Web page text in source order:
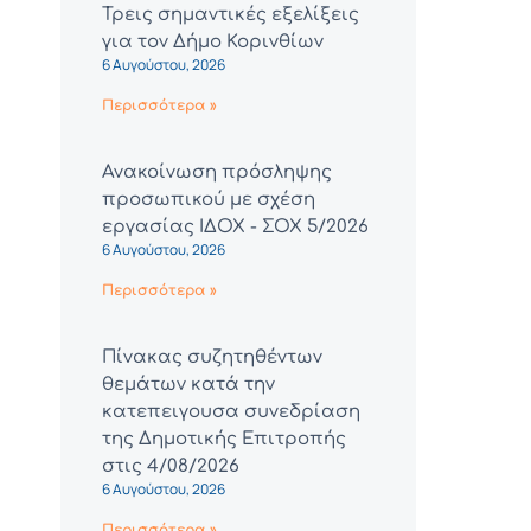
Τρεις σημαντικές εξελίξεις
για τον Δήμο Κορινθίων
6 Αυγούστου, 2026
Περισσότερα »
Ανακοίνωση πρόσληψης
προσωπικού με σχέση
εργασίας ΙΔΟΧ - ΣΟΧ 5/2026
6 Αυγούστου, 2026
Περισσότερα »
Πίνακας συζητηθέντων
θεμάτων κατά την
κατεπειγουσα συνεδρίαση
της Δημοτικής Επιτροπής
στις 4/08/2026
6 Αυγούστου, 2026